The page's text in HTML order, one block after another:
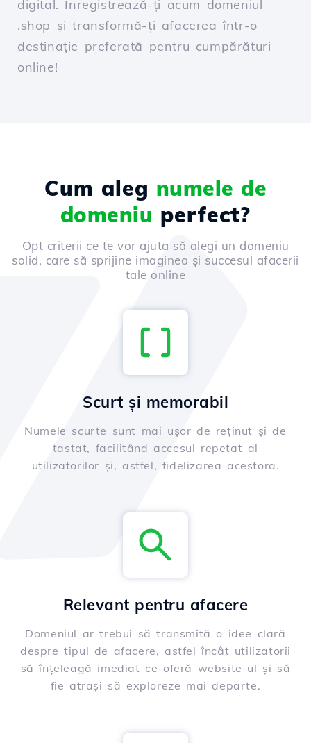
digital. Înregistrează-ți acum domeniul
.shop și transformă-ți afacerea într-o
destinație preferată pentru cumpărături
online!
Cum aleg numele de
domeniu perfect?
Opt criterii ce te vor ajuta să alegi un domeniu
solid, care să sprijine imaginea și succesul afacerii
tale online
Scurt și memorabil
Numele scurte sunt mai ușor de reținut și de
tastat, facilitând accesul repetat al
utilizatorilor și, astfel, fidelizarea acestora.
Relevant pentru afacere
Domeniul ar trebui să transmită o idee clară
despre tipul de afacere, astfel încât utilizatorii
să înțeleagă imediat ce oferă website-ul și să
fie atrași să exploreze mai departe.